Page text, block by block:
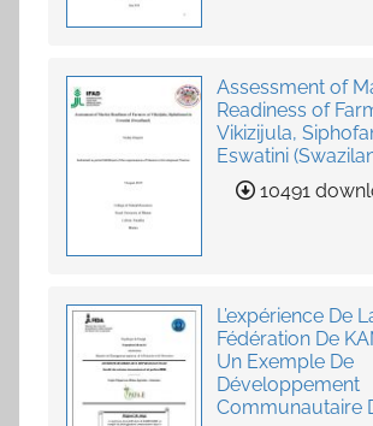
Assessment of
Readiness of
Vikizijula,
Eswatini
10491
L’expérience De
Fédération De
Un Exemple De
Développement
Communautaire